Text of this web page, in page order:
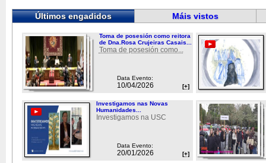
Últimos engadidos Máis vistos
Toma de posesión como reitora
de Dna.Rosa Crujeiras Casais...
Toma de posesión como...
Data Evento:
10/04/2026 [+]
Investigamos nas Novas
Humanidades...
Investigamos na USC
Data Evento:
20/01/2026 [+]